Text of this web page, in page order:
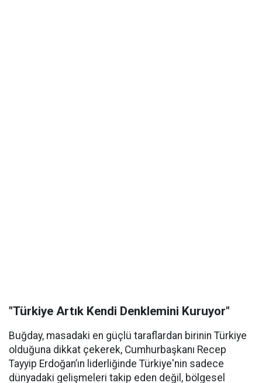
"Türkiye Artık Kendi Denklemini Kuruyor"
Buğday, masadaki en güçlü taraflardan birinin Türkiye
olduğuna dikkat çekerek, Cumhurbaşkanı Recep
Tayyip Erdoğan’ın liderliğinde Türkiye'nin sadece
dünyadaki gelişmeleri takip eden değil, bölgesel